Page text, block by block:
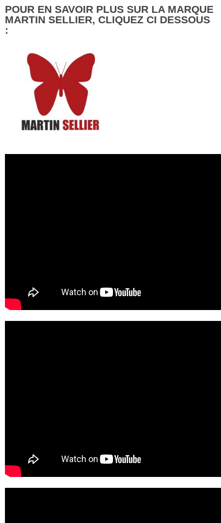
POUR EN SAVOIR PLUS SUR LA MARQUE
MARTIN SELLIER, CLIQUEZ CI DESSOUS
: